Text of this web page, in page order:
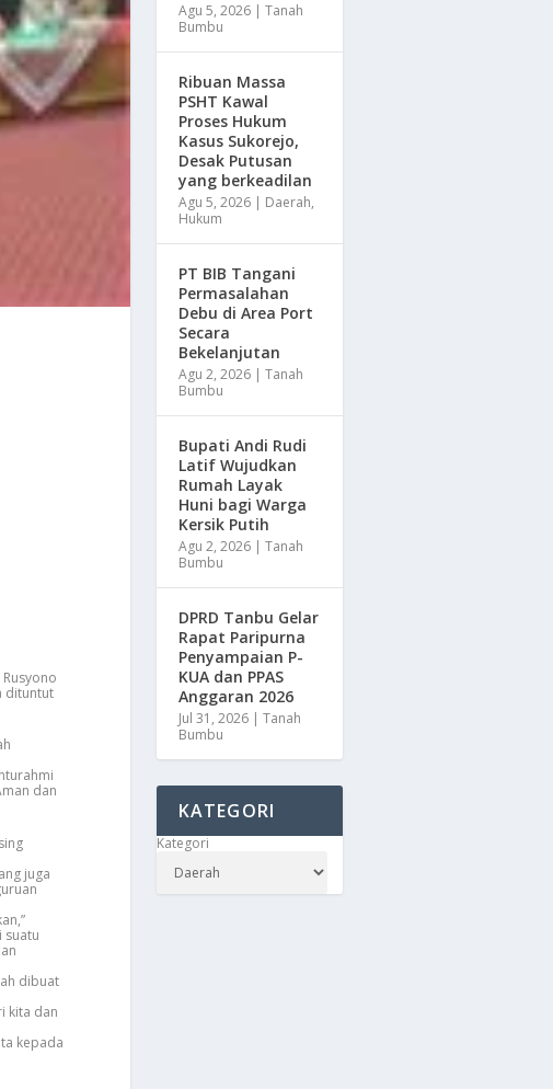
dituntut
dan
juga
suatu
dibuat
kita dan
kepada
Agu 5, 2026| Tanah
Bumbu
Ribuan Massa
PSHT Kawal
Proses Hukum
Kasus Sukorejo,
Desak Putusan
yang berkeadilan
Agu 5, 2026| Daerah,
Hukum
PT BIB Tangani
Permasalahan
Debu di Area Port
Secara
Bekelanjutan
Agu 2, 2026| Tanah
Bumbu
Bupati Andi Rudi
Latif Wujudkan
Rumah Layak
Huni bagi Warga
Kersik Putih
Agu 2, 2026| Tanah
Bumbu
DPRD Tanbu Gelar
Rapat Paripurna
Penyampaian P-
KUA dan PPAS
Anggaran 2026
Jul 31, 2026| Tanah
Bumbu
KATEGORI
Kategori